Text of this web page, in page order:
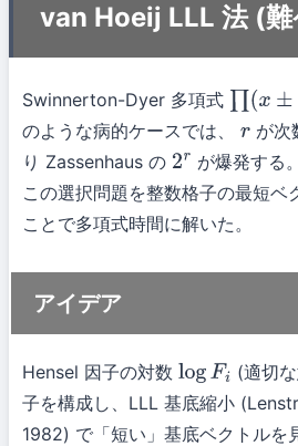
van Hoeij LLL 法 (
Swinnerton-Dyer 多項式 ∏ (x± p1
のような病的ケースでは、 rが次
り Zassenhaus の 2r が爆発する
この選択問題を整数格子の最短ベ
ことで多項式時間に解いた。
アイデア
Hensel 因子の対数 logFi
(適切
子を構成し、LLL 基底縮小
1982) で「短い」基底ベクトルを